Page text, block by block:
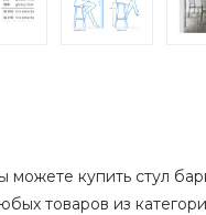
можете купить стул
товаров из